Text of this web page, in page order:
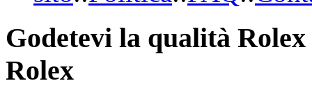
Godetevi la qualità
Rolex